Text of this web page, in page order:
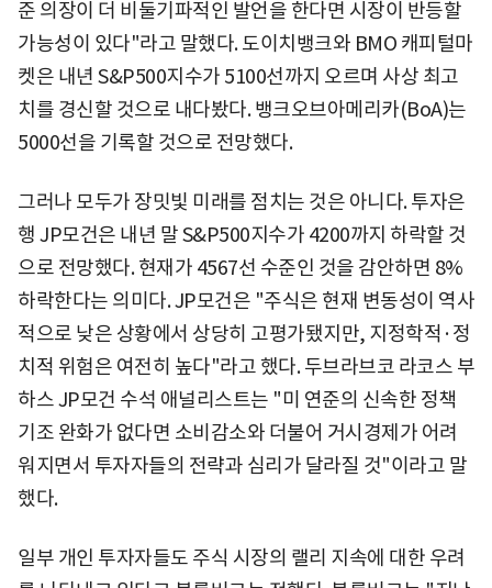
준 의장이 더 비둘기파적인 발언을 한다면 시장이 반등할
가능성이 있다"라고 말했다. 도이치뱅크와 BMO 캐피털마
켓은 내년 S&P500지수가 5100선까지 오르며 사상 최고
치를 경신할 것으로 내다봤다. 뱅크오브아메리카(BoA)는
5000선을 기록할 것으로 전망했다.
그러나 모두가 장밋빛 미래를 점치는 것은 아니다. 투자은
행 JP모건은 내년 말 S&P500지수가 4200까지 하락할 것
으로 전망했다. 현재가 4567선 수준인 것을 감안하면 8%
하락한다는 의미다. JP모건은 "주식은 현재 변동성이 역사
적으로 낮은 상황에서 상당히 고평가됐지만, 지정학적·정
치적 위험은 여전히 높다"라고 했다. 두브라브코 라코스 부
하스 JP모건 수석 애널리스트는 "미 연준의 신속한 정책
기조 완화가 없다면 소비감소와 더불어 거시경제가 어려
워지면서 투자자들의 전략과 심리가 달라질 것"이라고 말
했다.
일부 개인 투자자들도 주식 시장의 랠리 지속에 대한 우려